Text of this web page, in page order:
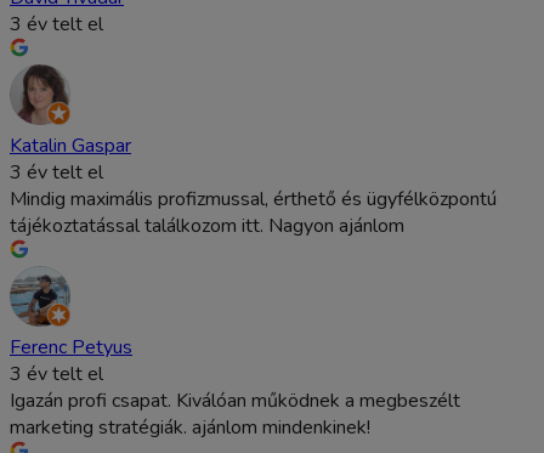
3 év telt el
Katalin Gaspar
3 év telt el
Mindig maximális profizmussal, érthető és ügyfélközpontú
tájékoztatással találkozom itt. Nagyon ajánlom
Ferenc Petyus
3 év telt el
Igazán profi csapat. Kiválóan működnek a megbeszélt
marketing stratégiák. ajánlom mindenkinek!